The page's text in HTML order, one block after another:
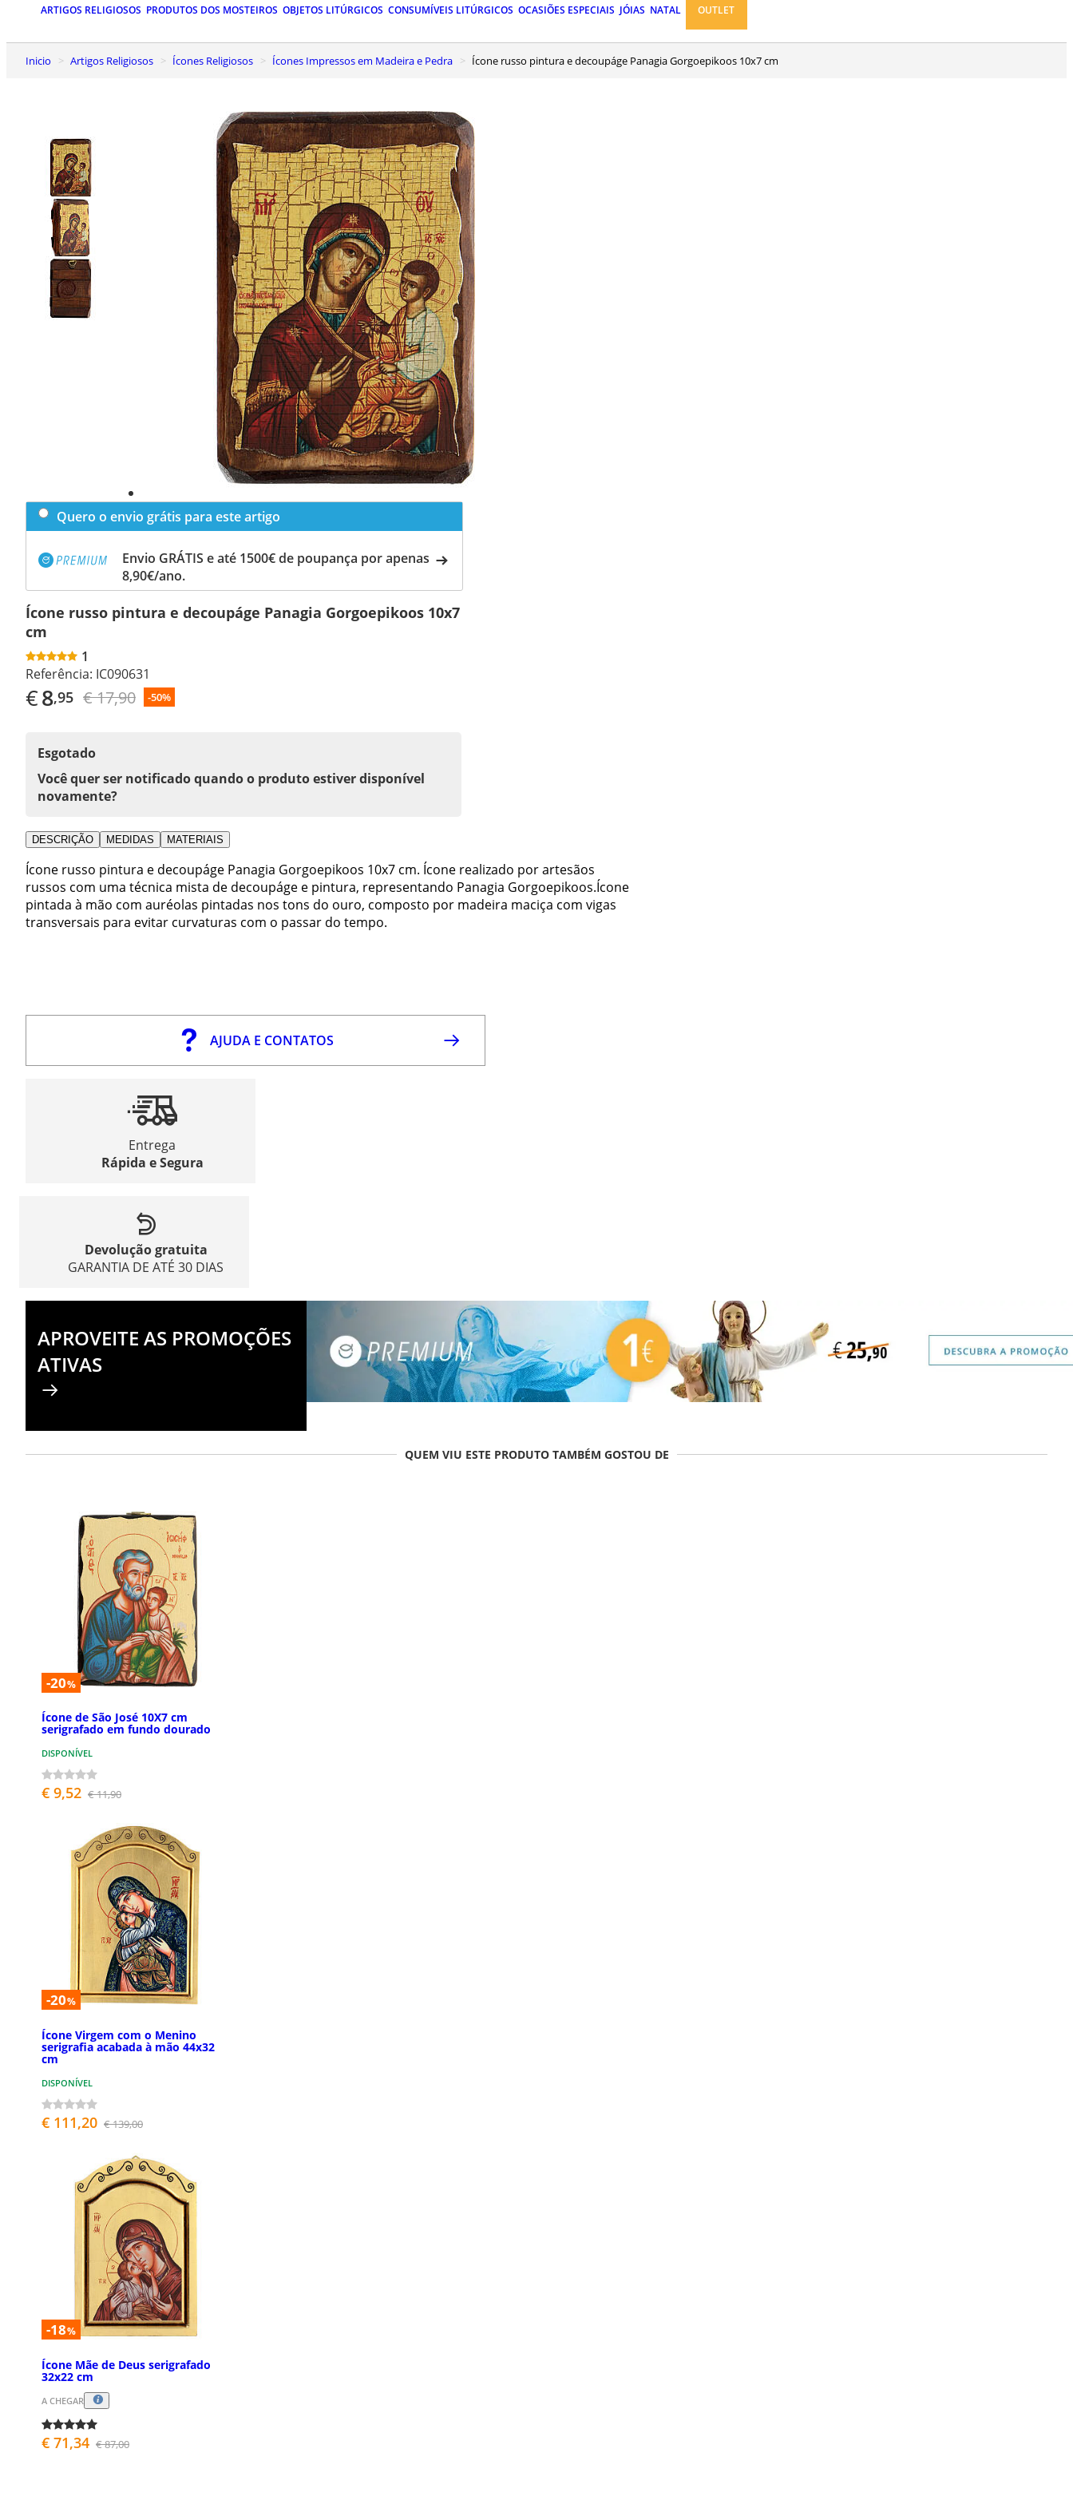
ARTIGOS RELIGIOSOS PRODUTOS DOS MOSTEIROS OBJETOS LITÚRGICOS CONSUMÍVEIS LITÚRGICOS OCASIÕES ESPECIAIS JÓIAS NATAL OUTLET
Inicio Artigos Religiosos Ícones Religiosos Ícones Impressos em Madeira e Pedra Ícone russo pintura e decoupáge Panagia Gorgoepikoos 10x7 cm
Quero o envio grátis para este artigo
Envio GRÁTIS e até 1500€ de poupança por apenas
8,90€/ano.
Ícone russo pintura e decoupáge Panagia Gorgoepikoos 10x7
cm
1
Referência: IC090631
€8,95 € 17,90 -50%
Esgotado
Você quer ser notificado quando o produto estiver disponível
novamente?
DESCRIÇÃO MEDIDAS MATERIAIS
Ícone russo pintura e decoupáge Panagia Gorgoepikoos 10x7 cm. Ícone realizado por artesãos
russos com uma técnica mista de decoupáge e pintura, representando Panagia Gorgoepikoos.Ícone
pintada à mão com auréolas pintadas nos tons do ouro, composto por madeira maciça com vigas
transversais para evitar curvaturas com o passar do tempo.
AJUDA E CONTATOS
Entrega
Rápida e Segura
Devolução gratuita
GARANTIA DE ATÉ 30 DIAS
APROVEITE AS PROMOÇÕES
ATIVAS
QUEM VIU ESTE PRODUTO TAMBÉM GOSTOU DE
-20%
Ícone de São José 10X7 cm
serigrafado em fundo dourado
DISPONÍVEL
€ 9,52 € 11,90
-20%
Ícone Virgem com o Menino
serigrafia acabada à mão 44x32
cm
DISPONÍVEL
€ 111,20 € 139,00
-18%
Ícone Mãe de Deus serigrafado
32x22 cm
A CHEGAR
€ 71,34 € 87,00